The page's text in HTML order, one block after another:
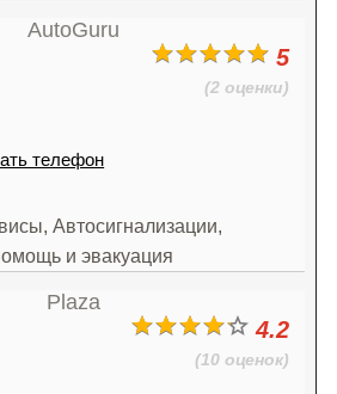
5
(2 оценки)
телефон
Автосигнализации,
и эвакуация
4.2
(10 оценок)